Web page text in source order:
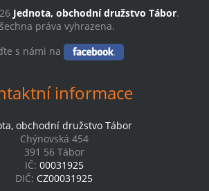
Jednota, obchodní družstvo Tábor.
práva vyhrazena.
s námi na
informace
obchodní družstvo Tábor
Chýnovská 454
391 56 Tábor
IČ: 00031925
DIČ: CZ00031925